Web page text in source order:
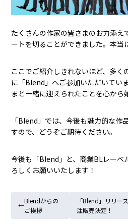
たくさんの作家の皆さまのお力添え
ートを切ることができました。本当
ここでご紹介しきれないほど、多く
に「Blend」へご参加いただいてい
まと一緒に迎えられたことを心から
「Blend」では、今後も魅力的な作
すので、どうぞご期待ください。
今後も「Blend」と、商業BLレーベ
ろしくお願いいたします！
←
Blendからの
ご挨拶
「Blend」リリー
注販売決定！